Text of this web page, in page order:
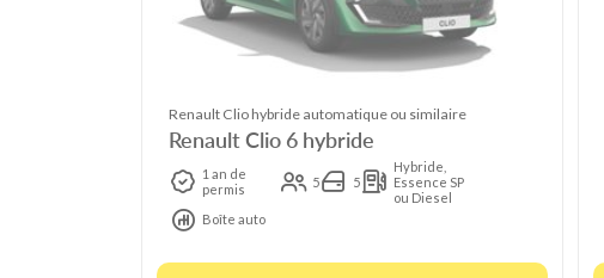
Renault Clio hybride automatique ou similaire
Renault Clio 6 hybride
1 an de
permis
5 5
Hybride,
Essence SP
ou Diesel
Boîte auto